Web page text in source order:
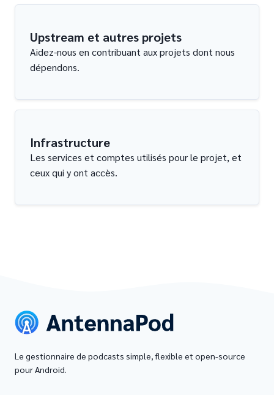
Upstream et autres projets
Aidez-nous en contribuant aux projets dont nous
dépendons.
Infrastructure
Les services et comptes utilisés pour le projet, et
ceux qui y ont accès.
Le gestionnaire de podcasts simple, flexible et open-source
pour Android.